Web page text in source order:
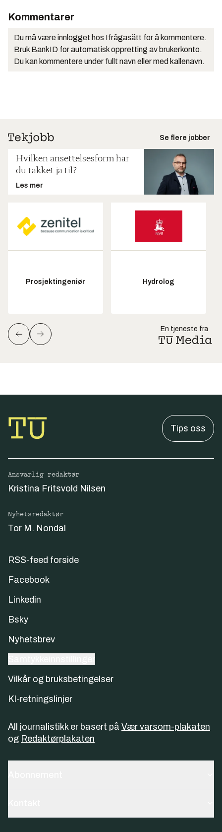
Kommentarer
Du må være innlogget hos Ifrågasätt for å kommentere.
Bruk BankID for automatisk oppretting av brukerkonto.
Du kan kommentere under fullt navn eller med kallenavn.
Se flere jobber
Hvilken ansettelsesform har
du takket ja til?
Les mer
Prosjektingeniør Hydrolog
En tjeneste fra
Tips oss
Ansvarlig redaktør
Kristina Fritsvold Nilsen
Nyhetsredaktør
Tor M. Nondal
RSS-feed forside
Facebook
Linkedin
Bsky
Nyhetsbrev
Vilkår og bruksbetingelser
KI-retningslinjer
All journalistikk er basert på Vær varsom-plakaten
og Redaktørplakaten